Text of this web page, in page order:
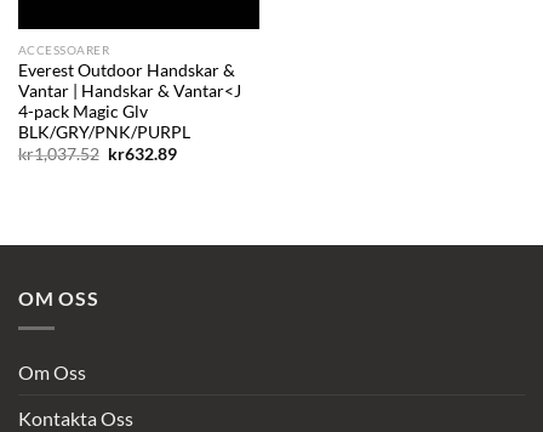
ACCESSOARER
Everest Outdoor Handskar &
Vantar | Handskar & Vantar<J
4-pack Magic Glv
BLK/GRY/PNK/PURPL
kr1,037.52 Det
kr632.89Det
OM OSS
Om Oss
Kontakta Oss